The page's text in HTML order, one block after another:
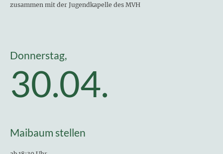
zusammen mit der Jugendkapelle des MVH
Donnerstag,
30.04.
Maibaum stellen